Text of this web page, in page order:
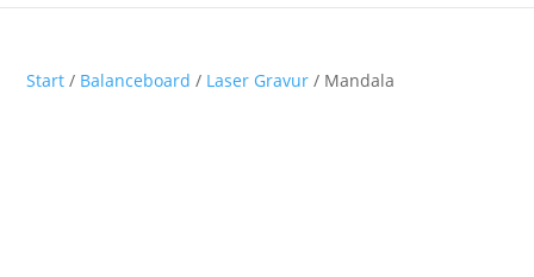
Start / Balanceboard / Laser Gravur / Mandala